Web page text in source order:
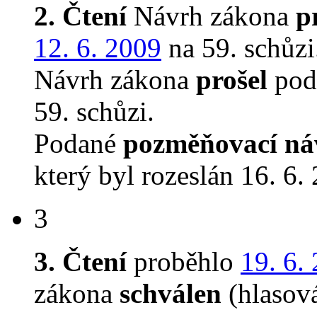
2. ČteníNávrh zákona
12. 6. 2009 na 59.
Návrh zákona prošel
59. schůzi.
Podané pozměňovací
který byl rozeslán 16. 6.
3
3. Čteníproběhlo 19. 6.
zákona schválen